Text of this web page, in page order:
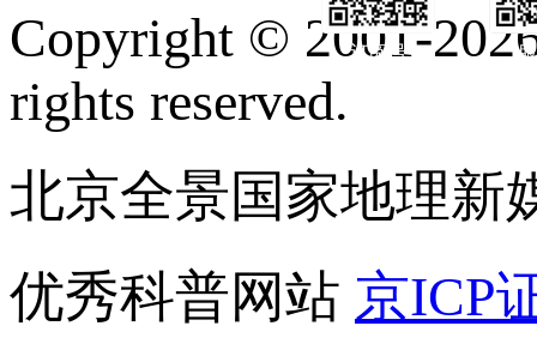
订阅号
Copyright © 2001-
rights reserved.
北京全景国家地理新
优秀科普网站 京ICP